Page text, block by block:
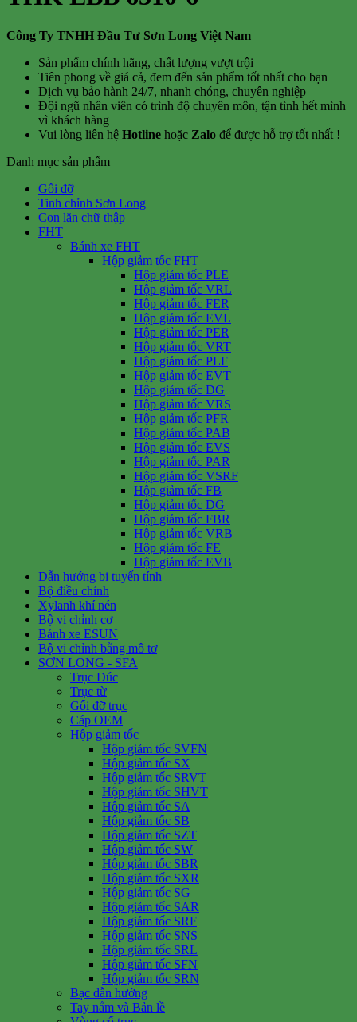
Công Ty TNHH Đầu Tư Sơn Long Việt Nam
Sản phẩm chính hãng, chất lượng vượt trội
Tiên phong về giá cả, đem đến sản phẩm tốt nhất cho bạn
Dịch vụ bảo hành 24/7, nhanh chóng, chuyên nghiệp
Đội ngũ nhân viên có trình độ chuyên môn, tận tình hết mình
vì khách hàng
Vui lòng liên hệ Hotline hoặc Zalo để được hỗ trợ tốt nhất !
Danh mục sản phẩm
Gối đỡ
Tinh chỉnh Sơn Long
Con lăn chữ thập
FHT
Bánh xe FHT
Hộp giảm tốc FHT
Hộp giảm tốc PLE
Hộp giảm tốc VRL
Hộp giảm tốc FER
Hộp giảm tốc EVL
Hộp giảm tốc PER
Hộp giảm tốc VRT
Hộp giảm tốc PLF
Hộp giảm tốc EVT
Hộp giảm tốc DG
Hộp giảm tốc VRS
Hộp giảm tốc PFR
Hộp giảm tốc PAB
Hộp giảm tốc EVS
Hộp giảm tốc PAR
Hộp giảm tốc VSRF
Hộp giảm tốc FB
Hộp giảm tốc DG
Hộp giảm tốc FBR
Hộp giảm tốc VRB
Hộp giảm tốc FE
Hộp giảm tốc EVB
Dẫn hướng bi tuyến tính
Bộ điều chỉnh
Xylanh khí nén
Bộ vi chỉnh cơ
Bánh xe ESUN
Bộ vi chỉnh bằng mô tơ
SƠN LONG - SFA
Trục Đúc
Trục từ
Gối đỡ trục
Cáp OEM
Hộp giảm tốc
Hộp giảm tốc SVFN
Hộp giảm tốc SX
Hộp giảm tốc SRVT
Hộp giảm tốc SHVT
Hộp giảm tốc SA
Hộp giảm tốc SB
Hộp giảm tốc SZT
Hộp giảm tốc SW
Hộp giảm tốc SBR
Hộp giảm tốc SXR
Hộp giảm tốc SG
Hộp giảm tốc SAR
Hộp giảm tốc SRF
Hộp giảm tốc SNS
Hộp giảm tốc SRL
Hộp giảm tốc SFN
Hộp giảm tốc SRN
Bạc dẫn hướng
Tay nắm và Bản lề